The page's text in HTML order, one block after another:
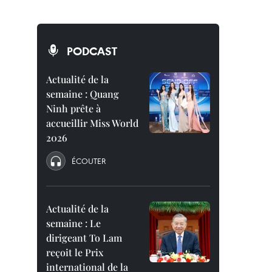
PODCAST
Actualité de la
semaine : Quang
Ninh prête à
accueillir Miss World
2026
ÉCOUTER
Actualité de la
semaine : Le
dirigeant To Lam
reçoit le Prix
international de la